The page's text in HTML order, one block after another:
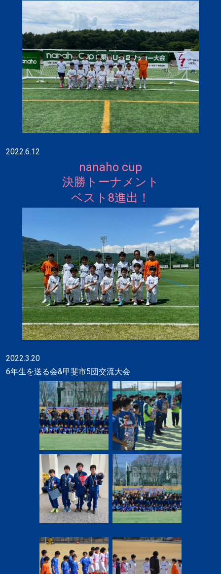
2022.6.12
nanaho cup
決勝トーナメント
ベスト8進出！
2022.3.20
6年生を送る会&甲斐市5団交流大会